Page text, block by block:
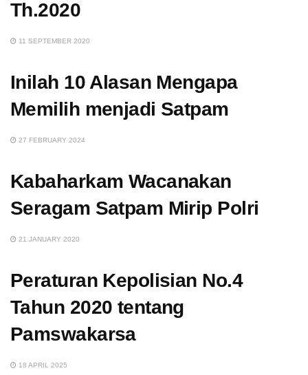
Th.2020
11 SEPTEMBER 2020
Inilah 10 Alasan Mengapa
Memilih menjadi Satpam
27 FEBRUARY 2024
Kabaharkam Wacanakan
Seragam Satpam Mirip Polri
21 JANUARY 2020
Peraturan Kepolisian No.4
Tahun 2020 tentang
Pamswakarsa
18 APRIL 2025